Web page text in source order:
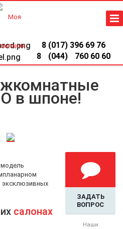
8 (017) 396 69 76
8
(044) 760 60 60
в шпоне!
ЗАДАТЬ
ВОПРОС
Наши
эксклюзивных
салонах